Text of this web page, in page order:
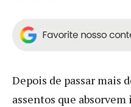
Depois de passar mais
assentos que